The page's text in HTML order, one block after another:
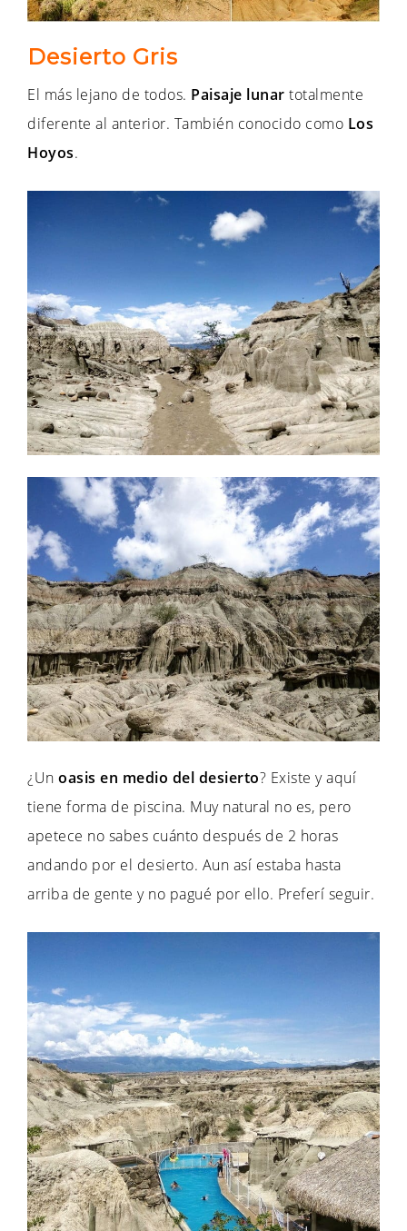
Desierto Gris
El más lejano de todos. Paisaje lunar totalmente
diferente al anterior. También conocido como Los
Hoyos.
¿Un oasis en medio del desierto? Existe y aquí
tiene forma de piscina. Muy natural no es, pero
apetece no sabes cuánto después de 2 horas
andando por el desierto. Aun así estaba hasta
arriba de gente y no pagué por ello. Preferí seguir.